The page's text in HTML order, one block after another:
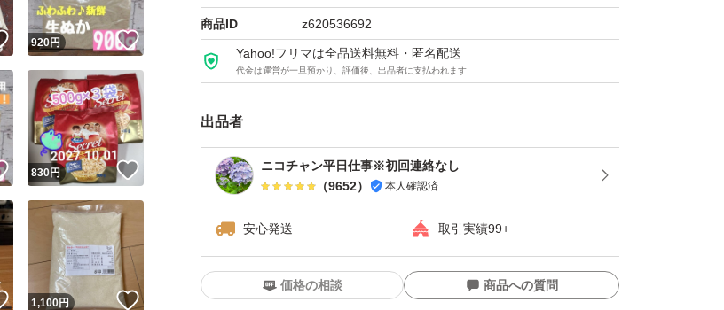
商品ID z620536692
Yahoo!フリマは全品送料無料・匿名配送
代金は運営が一旦預かり、評価後、出品者に支払われます
出品者
ニコチャン平日仕事※初回連絡なし
（9652） 本人確認済
安心発送 取引実績99+
価格の相談 商品への質問
いいね！
920円 いいね！
いいね！
830円
いいね！
1,100円 いいね！